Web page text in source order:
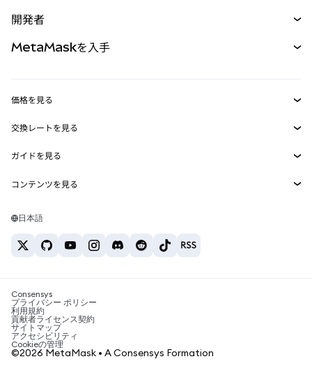
パーペチュアル
RWA
開発者
MetaMask Connect
Snaps
Web3サービス
MetaMaskを入手
セキュリティ
サポート
キャリア
お問い合わせ
価格を見る
イーサリアムの価格
Solanaの価格
Tetherの価格
交換レートを見る
ETH→USD
USDT→INR
BTC→INR
ETH→USDT
ガイドを見る
ETHの購入
USDTの購入
SHIBの購入
BNBの購入
コンテンツを見る
Solanaウォレット
税制関連ニュース
暗号資産の購入方法は？
ビットコインを売るには？
日本語
Consensys
プライバシー ポリシー
利用規約
貢献者ライセンス契約
サイトマップ
アクセシビリティ
Cookieの管理
©2026 MetaMask • A Consensys Formation